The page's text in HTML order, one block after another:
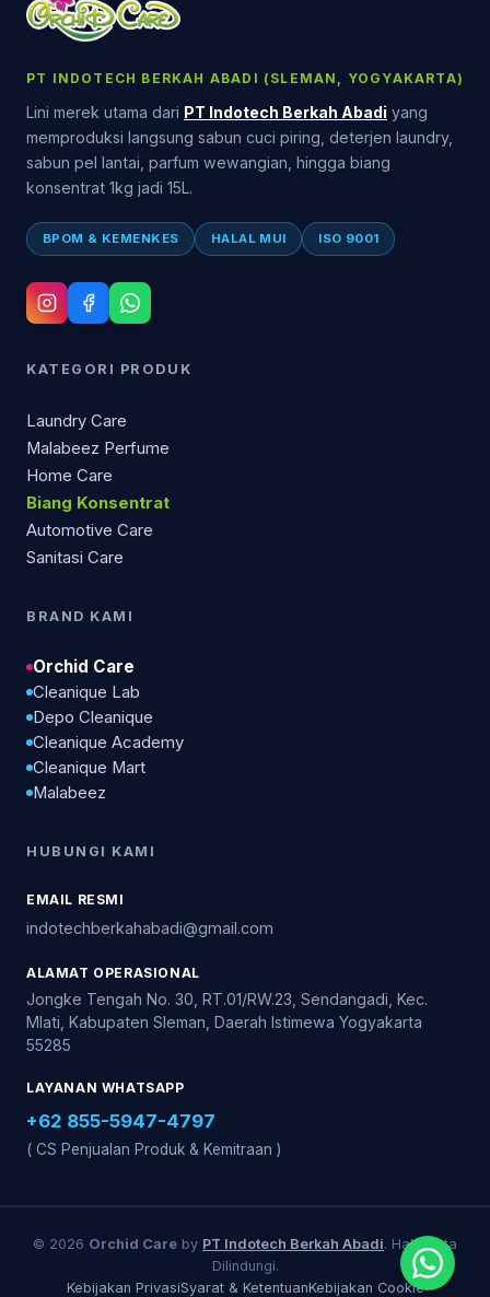
PT INDOTECH BERKAH ABADI (SLEMAN, YOGYAKARTA)
Lini merek utama dari PT Indotech Berkah Abadi yang
memproduksi langsung sabun cuci piring, deterjen laundry,
sabun pel lantai, parfum wewangian, hingga biang
konsentrat 1kg jadi 15L.
BPOM & KEMENKES HALAL MUI ISO 9001
KATEGORI PRODUK
Laundry Care
Malabeez Perfume
Home Care
Biang Konsentrat
Automotive Care
Sanitasi Care
BRAND KAMI
Orchid Care
Cleanique Lab
Depo Cleanique
Cleanique Academy
Cleanique Mart
Malabeez
HUBUNGI KAMI
EMAIL RESMI
indotechberkahabadi@gmail.com
ALAMAT OPERASIONAL
Jongke Tengah No. 30, RT.01/RW.23, Sendangadi, Kec.
Mlati, Kabupaten Sleman, Daerah Istimewa Yogyakarta
55285
LAYANAN WHATSAPP
+62 855-5947-4797
( CS Penjualan Produk & Kemitraan )
© 2026 Orchid Care by PT Indotech Berkah Abadi. Hak Cipta
Dilindungi.
Kebijakan PrivasiSyarat & KetentuanKebijakan Cookie